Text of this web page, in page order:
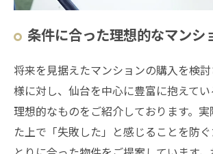
条件に合った理想的なマンシ
将来を見据えたマンションの購入を検
様に対し、仙台を中心に豊富に抱えて
理想的なものをご紹介しております。
た上で「失敗した」と感じることを防